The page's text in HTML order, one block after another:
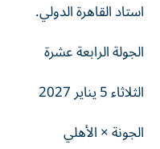
استاد القاهرة الدولي.
الجولة الرابعة عشرة
الثلاثاء 5 يناير 2027
الجونة × الأهلي